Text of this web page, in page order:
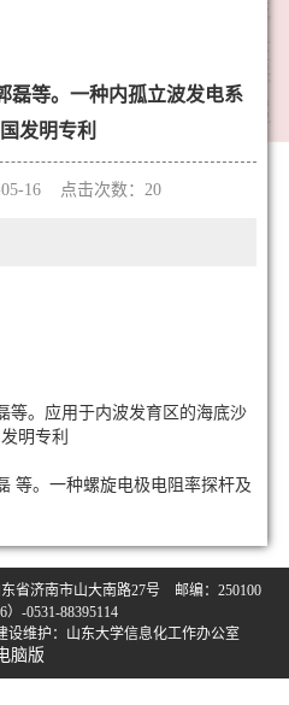
磊等。一种内孤立波发电系
发明专利
16 点击次数： 20
等。应用于内波发育区的海底沙
明专利
等。一种螺旋电极电阻率探杆及
省济南市山大南路27号 邮编：250100
-0531-88395114
设维护：山东大学信息化工作办公室
脑版